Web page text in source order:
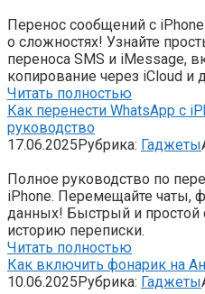
Перенос сообщений с
о сложностях! Узнайте
переноса SMS и iMessage,
копирование через iCloud и
Читать полностью
Как перенести WhatsApp с
руководство
17.06.2025Рубрика: Гаджеты
Полное руководство по
iPhone. Перемещайте чаты,
данных! Быстрый и простой
историю переписки.
Читать полностью
Как включить фонарик на
10.06.2025Рубрика: Гаджеты